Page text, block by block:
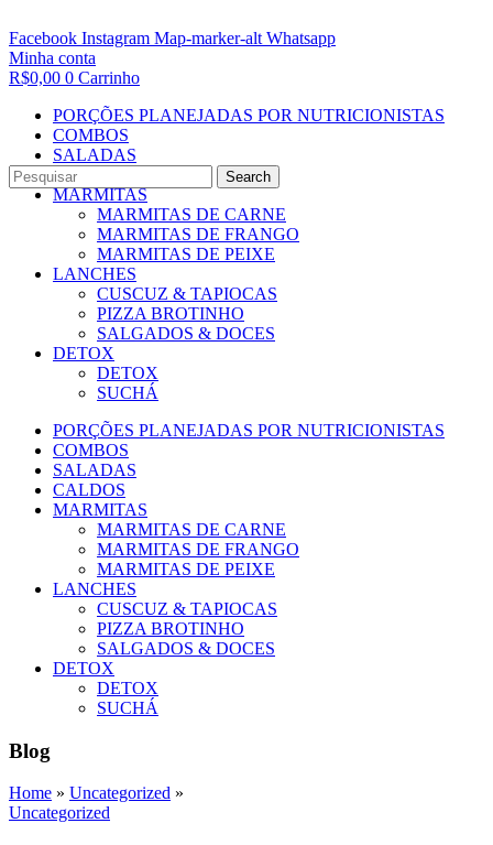
Search
Facebook Instagram Map-marker-alt Whatsapp
Minha conta
R$0,00 0 Carrinho
PORÇÕES PLANEJADAS POR NUTRICIONISTAS​
COMBOS
SALADAS
CALDOS
MARMITAS
MARMITAS DE CARNE
MARMITAS DE FRANGO
MARMITAS DE PEIXE
LANCHES
CUSCUZ & TAPIOCAS
PIZZA BROTINHO
SALGADOS & DOCES
DETOX
DETOX
SUCHÁ
PORÇÕES PLANEJADAS POR NUTRICIONISTAS​
COMBOS
SALADAS
CALDOS
MARMITAS
MARMITAS DE CARNE
MARMITAS DE FRANGO
MARMITAS DE PEIXE
LANCHES
CUSCUZ & TAPIOCAS
PIZZA BROTINHO
SALGADOS & DOCES
DETOX
DETOX
SUCHÁ
Blog
Home » Uncategorized »
Uncategorized